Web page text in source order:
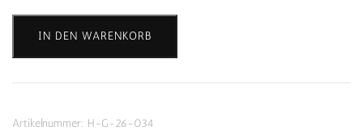
Türkranz
"Happy
Place"
Menge
IN DEN WARENKORB
Artikelnummer: H-G-26-034